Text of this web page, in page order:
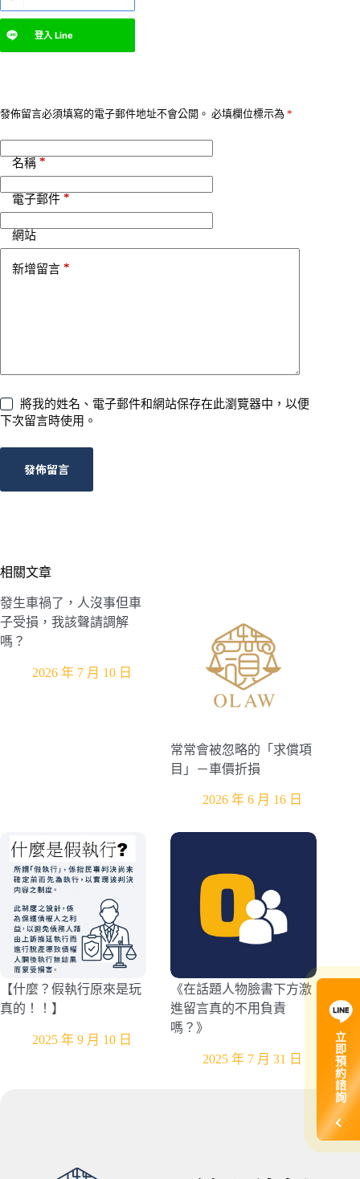
立
即
預
約
諮
詢
登入 Line
發佈留言必須填寫的電子郵件地址不會公開。 必填欄位標示為 *
名稱 *
電子郵件 *
網站
新增留言 *
將我的姓名、電子郵件和網站保存在此瀏覽器中，以便
下次留言時使用。
發佈留言
t
n
v
:
相關文章
發生車禍了，人沒事但車
子受損，我該聲請調解
嗎？
2026 年 7 月 10 日
常常會被忽略的「求償項
目」－車價折損
2026 年 6 月 16 日
【什麼？假執行原來是玩
真的！！】
2025 年 9 月 10 日
《在話題人物臉書下方激
進留言真的不用負責
嗎？》
2025 年 7 月 31 日